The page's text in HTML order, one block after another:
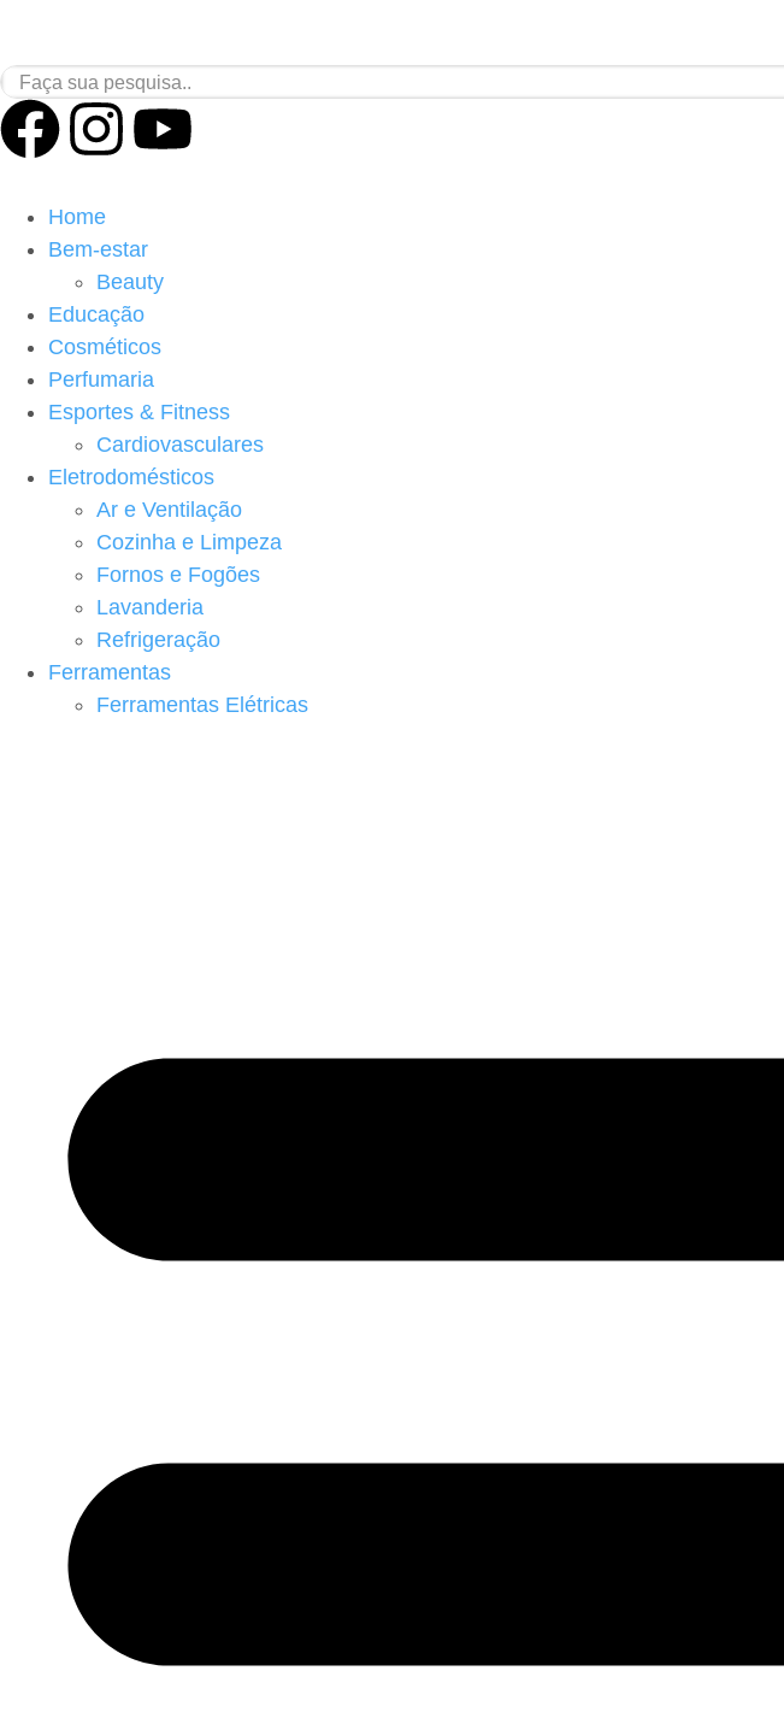
Home
Bem-estar
Beauty
Educação
Cosméticos
Perfumaria
Esportes & Fitness
Cardiovasculares
Eletrodomésticos
Ar e Ventilação
Cozinha e Limpeza
Fornos e Fogões
Lavanderia
Refrigeração
Ferramentas
Ferramentas Elétricas